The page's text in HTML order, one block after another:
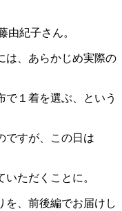
由紀子さん。
は、あらかじめ実際の
で１着を選ぶ、という
ですが、この日は
ただくことに。
を、前後編でお届けし